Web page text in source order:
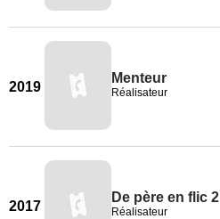
2019
Menteur
Réalisateur
2017
De père en flic 2
Réalisateur